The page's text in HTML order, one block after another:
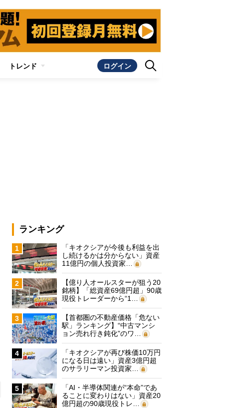
トレンド ログイン
ランキング
1
「キオクシアが今後も利益を出
し続けるかは分からない」資産
11億円の個人投資家…
2
【億り人オールスターが狙う20
銘柄】「総資産69億円超」90歳
現役トレーダーから“1…
3
【首都圏の不動産価格「危ない
駅」ランキング】“中古マンシ
ョン売れ行き鈍化”のワ…
4
「キオクシアが再び株価10万円
になる日は遠い」資産3億円超
のサラリーマン投資家…
5
「AI・半導体関連が“本命”であ
ることに変わりはない」資産20
億円超の90歳現役トレ…